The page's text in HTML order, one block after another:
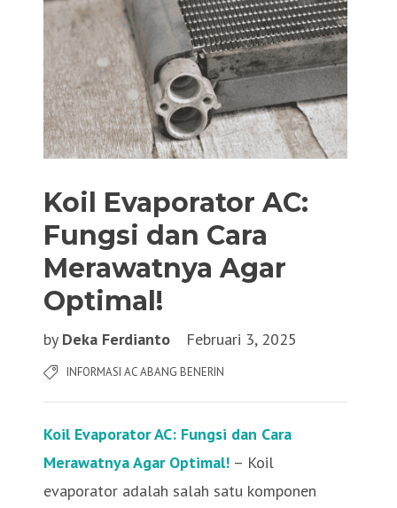
Koil Evaporator AC:
Fungsi dan Cara
Merawatnya Agar
Optimal!
by Deka Ferdianto Februari 3, 2025
INFORMASI AC ABANG BENERIN
Koil Evaporator AC: Fungsi dan Cara
Merawatnya Agar Optimal! – Koil
evaporator adalah salah satu komponen